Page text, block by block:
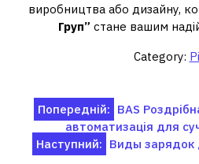
виробництва або дизайну,
Груп” стане вашим
Category:
Навігація
записів
Попередній: BAS
автоматизація для
Наступний: Виды зарядок